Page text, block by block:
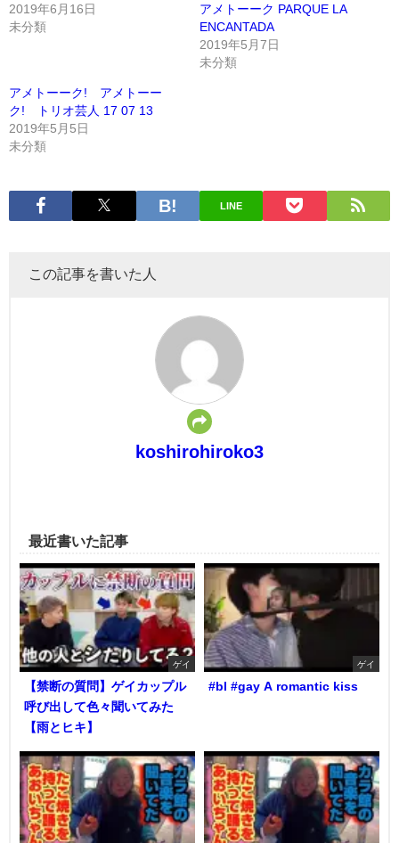
2019年6月16日
未分類
アメトーーク PARQUE LA
ENCANTADA
2019年5月7日
未分類
アメトーーク! アメトーー
ク! トリオ芸人 17 07 13
2019年5月5日
未分類
LINE
この記事を書いた人
koshirohiroko3
最近書いた記事
ゲイ
【禁断の質問】ゲイカップル
呼び出して色々聞いてみた
【雨とヒキ】
ゲイ
#bl #gay A romantic kiss